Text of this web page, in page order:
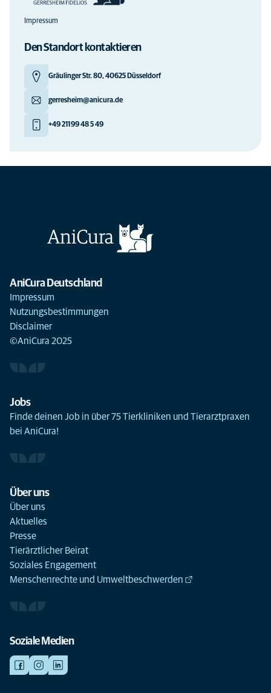
Impressum
Den Standort kontaktieren
Gräulinger Str. 80, 40625 Düsseldorf
gerresheim@anicura.de
+49 211 99 48 5 49
AniCura Deutschland
Impressum
Nutzungsbestimmungen
Disclaimer
©AniCura 2025
Jobs
Finde deinen Job in über 75 Tierkliniken und Tierarztpraxen
bei AniCura!
Über uns
Über uns
Aktuelles
Presse
Tierärztlicher Beirat
Soziales Engagement
Menschenrechte und Umweltbeschwerden
Soziale Medien